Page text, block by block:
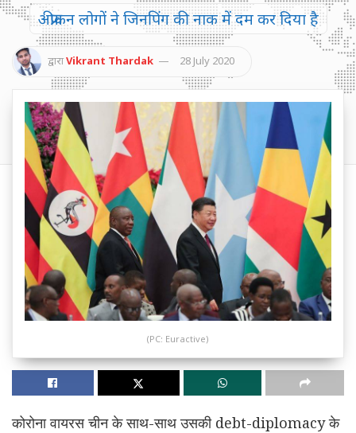
अफ्रीकन लोगों ने जिनपिंग की नाक में दम कर दिया है
द्वाराVikrant Thardak 28 July 2020
(PC: Euractive)
कोरोना वायरस चीन के साथ-साथ उसकी debt-diplomacy के